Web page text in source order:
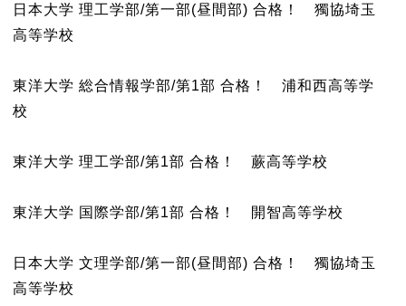
日本大学 理工学部/第一部(昼間部) 合格！ 獨協埼玉
高等学校
東洋大学 総合情報学部/第1部 合格！ 浦和西高等学
校
東洋大学 理工学部/第1部 合格！ 蕨高等学校
東洋大学 国際学部/第1部 合格！ 開智高等学校
日本大学 文理学部/第一部(昼間部) 合格！ 獨協埼玉
高等学校